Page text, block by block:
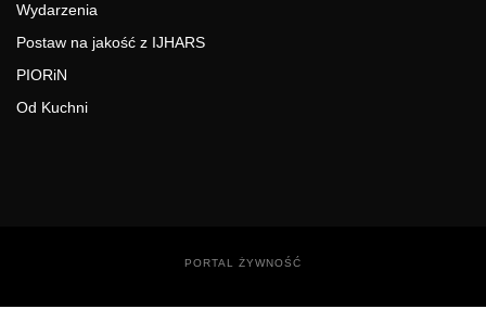
Wydarzenia
Postaw na jakość z IJHARS
PIORiN
Od Kuchni
PORTAL ŻYWNOŚĆ